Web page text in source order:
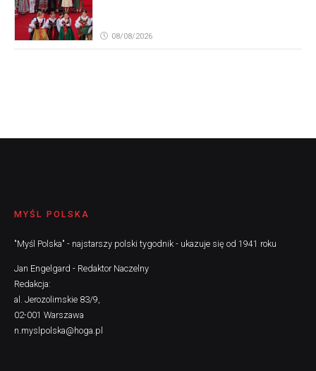
08/08/2026
MYŚL POLSKA
"Myśl Polska" - najstarszy polski tygodnik - ukazuje się od 1941 roku
Jan Engelgard - Redaktor Naczelny
Redakcja:
al. Jerozolimskie 83/9,
02-001 Warszawa
n.myslpolska@hoga.pl